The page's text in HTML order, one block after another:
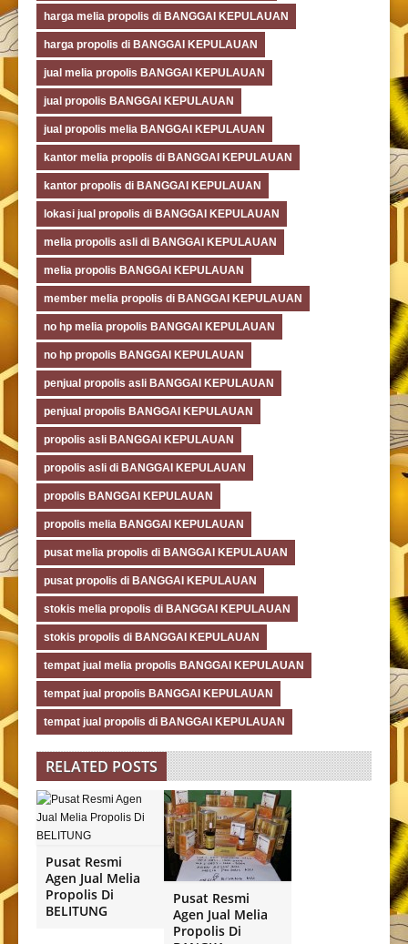
harga melia propolis di BANGGAI KEPULAUAN
harga propolis di BANGGAI KEPULAUAN
jual melia propolis BANGGAI KEPULAUAN
jual propolis BANGGAI KEPULAUAN
jual propolis melia BANGGAI KEPULAUAN
kantor melia propolis di BANGGAI KEPULAUAN
kantor propolis di BANGGAI KEPULAUAN
lokasi jual propolis di BANGGAI KEPULAUAN
melia propolis asli di BANGGAI KEPULAUAN
melia propolis BANGGAI KEPULAUAN
member melia propolis di BANGGAI KEPULAUAN
no hp melia propolis BANGGAI KEPULAUAN
no hp propolis BANGGAI KEPULAUAN
penjual propolis asli BANGGAI KEPULAUAN
penjual propolis BANGGAI KEPULAUAN
propolis asli BANGGAI KEPULAUAN
propolis asli di BANGGAI KEPULAUAN
propolis BANGGAI KEPULAUAN
propolis melia BANGGAI KEPULAUAN
pusat melia propolis di BANGGAI KEPULAUAN
pusat propolis di BANGGAI KEPULAUAN
stokis melia propolis di BANGGAI KEPULAUAN
stokis propolis di BANGGAI KEPULAUAN
tempat jual melia propolis BANGGAI KEPULAUAN
tempat jual propolis BANGGAI KEPULAUAN
tempat jual propolis di BANGGAI KEPULAUAN
RELATED POSTS
Pusat Resmi
Agen Jual Melia
Propolis Di
BELITUNG
Pusat Resmi
Agen Jual Melia
Propolis Di